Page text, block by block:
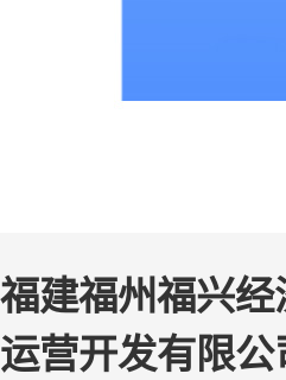
福建福州福兴
运营开发有限公